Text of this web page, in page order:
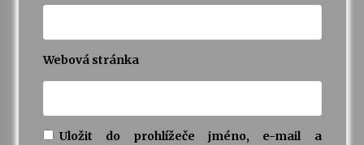
Webová stránka
Uložit do prohlížeče jméno, e-mail a